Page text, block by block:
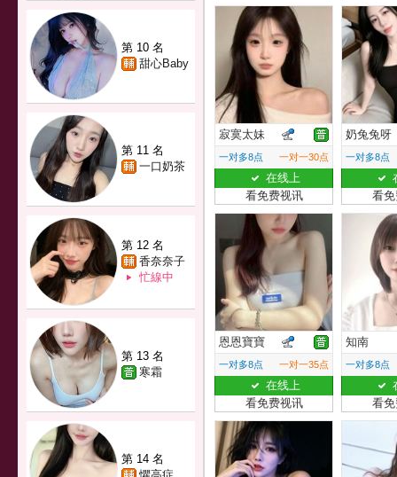
第 10 名
甜心Baby
第 11 名
一口奶茶
第 12 名
香奈奈子
忙線中
第 13 名
寒霜
第 14 名
寂寞太妹
一对多8点 一对一30点
在线上
看免费视讯
奶兔兔呀
一对多8点
看
恩恩寶寶
一对多8点 一对一35点
在线上
看免费视讯
知南
一对多8点
看